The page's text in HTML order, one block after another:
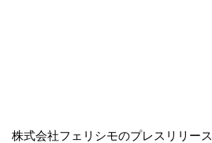
株式会社フェリシモのプレスリリース